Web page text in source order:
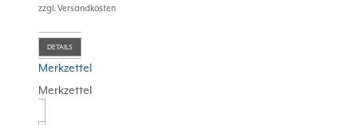
zzgl. Versandkosten
DETAILS
Merkzettel
Merkzettel